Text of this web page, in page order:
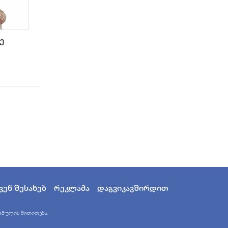
შესახებ რეკლამა დაგვიკავშირდით
მითითება.